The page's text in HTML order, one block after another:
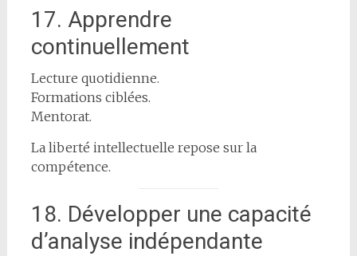
17. Apprendre
continuellement
Lecture quotidienne.
Formations ciblées.
Mentorat.
La liberté intellectuelle repose sur la
compétence.
18. Développer une capacité
d’analyse indépendante